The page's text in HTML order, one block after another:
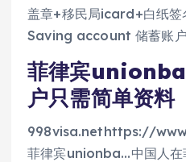
盖章+移民局icard+白纸签
Saving account 储蓄账
菲律宾
户只需简单资料
998visa.nethttps://
菲律宾unionba…中国人在